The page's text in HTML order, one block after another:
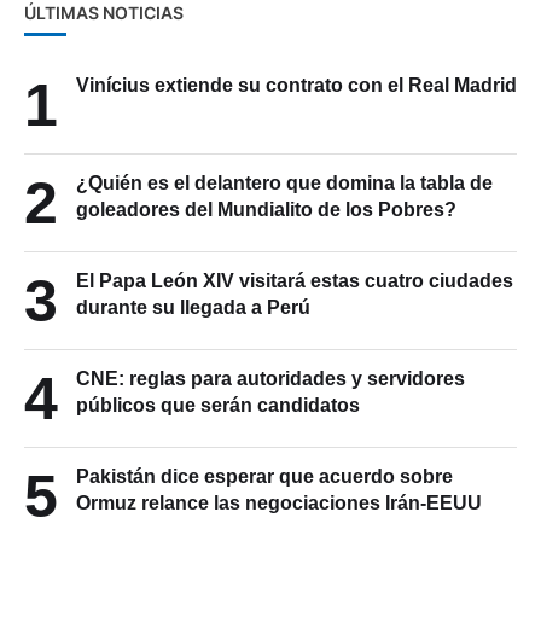
ÚLTIMAS NOTICIAS
1 Vinícius extiende su contrato con el Real Madrid
2
¿Quién es el delantero que domina la tabla de
goleadores del Mundialito de los Pobres?
3
El Papa León XIV visitará estas cuatro ciudades
durante su llegada a Perú
4
CNE: reglas para autoridades y servidores
públicos que serán candidatos
5
Pakistán dice esperar que acuerdo sobre
Ormuz relance las negociaciones Irán-EEUU